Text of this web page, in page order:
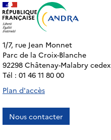
1/7, rue Jean Monnet
Parc de la Croix-Blanche
92298 Châtenay-Malabry cedex
Tél : 01 46 11 80 00
Plan d'accès
Nous contacter